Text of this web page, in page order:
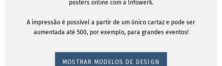
posters online com a Infowerk.
A impressão é possível a partir de um único cartaz e pode ser
aumentada até 500, por exemplo, para grandes eventos!
MOSTRAR MODELOS DE DESIGN